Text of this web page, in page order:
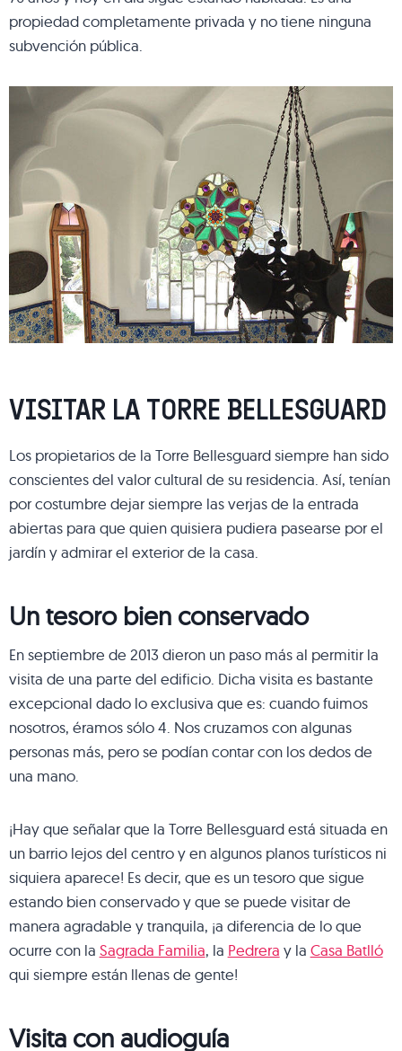
propiedad completamente privada y no tiene ninguna
subvención pública.
VISITAR LA TORRE BELLESGUARD
Los propietarios de la Torre Bellesguard siempre han sido
conscientes del valor cultural de su residencia. Así, tenían
por costumbre dejar siempre las verjas de la entrada
abiertas para que quien quisiera pudiera pasearse por el
jardín y admirar el exterior de la casa.
Un tesoro bien conservado
En septiembre de 2013 dieron un paso más al permitir la
visita de una parte del edificio. Dicha visita es bastante
excepcional dado lo exclusiva que es: cuando fuimos
nosotros, éramos sólo 4. Nos cruzamos con algunas
personas más, pero se podían contar con los dedos de
una mano.
¡Hay que señalar que la Torre Bellesguard está situada en
un barrio lejos del centro y en algunos planos turísticos ni
siquiera aparece! Es decir, que es un tesoro que sigue
estando bien conservado y que se puede visitar de
manera agradable y tranquila, ¡a diferencia de lo que
ocurre con la Sagrada Familia, la Pedrera y la Casa Batlló
qui siempre están llenas de gente!
Visita con audioguía